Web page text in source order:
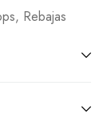
, Rebajas